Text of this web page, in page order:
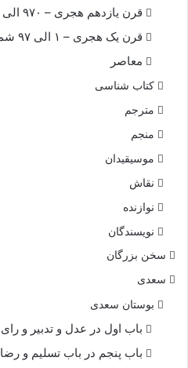
قرن یازدهم هجری – ۹۷۰ الی ۱۰۶۷ شمسی
قرن یک هجری – ۱ الی ۹۷ شمسی –
معاصر
کتاب شناسی
مترجم
منجم
موسیقیدان
نقاش
نوازنده
نویسندگان
سخن بزرگان
سعدی
بوستان سعدی
باب اول در عدل و تدبیر و رای
باب پنجم در باب تسلیم و رضا